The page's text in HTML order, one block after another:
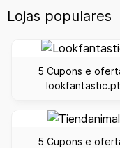
Lojas populares
5 Cupons e
lookfantastic.pt
5 Cupons e